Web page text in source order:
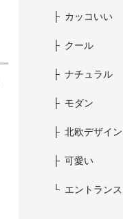
カッコいい
クール
ナチュラル
モダン
北欧デザイン
可愛い
エントランス